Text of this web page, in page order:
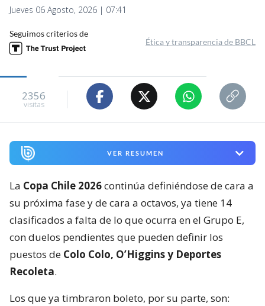
Jueves 06 Agosto, 2026 | 07:41
Seguimos criterios de
Ética y transparencia de BBCL
2356
visitas
VER RESUMEN
La Copa Chile 2026continúa definiéndose de cara a
su próxima fase y de cara a octavos, ya tiene 14
clasificados a falta de lo que ocurra en el Grupo E,
con duelos pendientes que pueden definir los
puestos de Colo Colo, O’Higgins y Deportes
Recoleta.
Los que ya timbraron boleto, por su parte, son: